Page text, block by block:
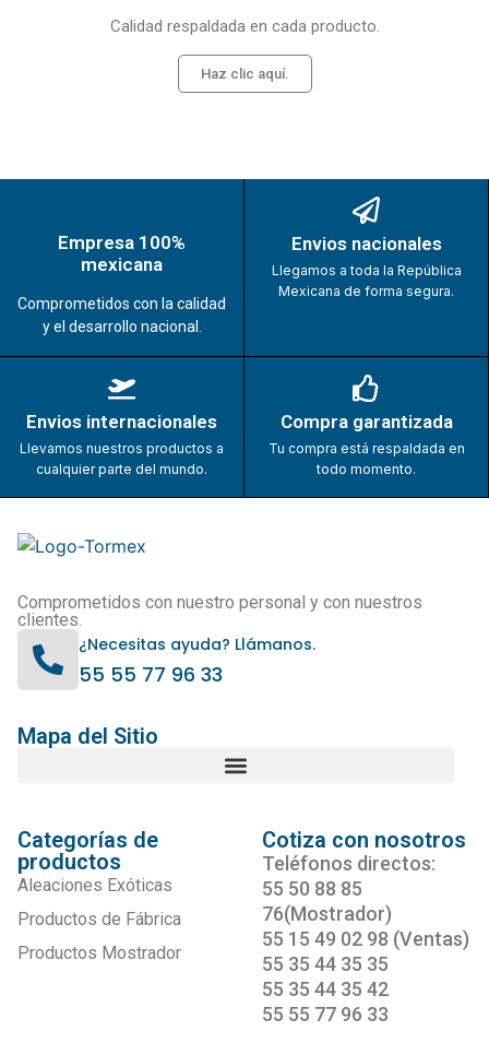
Calidad respaldada en cada producto.
Haz clic aquí.
Empresa 100%
mexicana
Comprometidos con la calidad
y el desarrollo nacional.
Envios nacionales
Llegamos a toda la República
Mexicana de forma segura.
Envios internacionales
Llevamos nuestros productos a
cualquier parte del mundo.
Compra garantizada
Tu compra está respaldada en
todo momento.
Comprometidos con nuestro personal y con nuestros
clientes.
¿Necesitas ayuda? Llámanos.
55 55 77 96 33
Mapa del Sitio
Categorías de
productos
Aleaciones Exóticas
Productos de Fábrica
Productos Mostrador
Cotiza con nosotros
Teléfonos directos:
55 50 88 85
76(Mostrador)
55 15 49 02 98 (Ventas)
55 35 44 35 35
55 35 44 35 42
55 55 77 96 33